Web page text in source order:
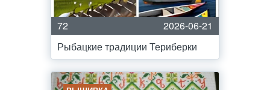
72
2026-06-21
Рыбацкие традиции Териберки